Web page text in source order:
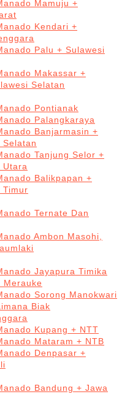
Mamuju +
Kendari +
Palu + Sulawesi
Makassar +
Selatan
Pontianak
Palangkaraya
Banjarmasin +
Selatan
Tanjung Selor +
Utara
Balikpapan +
Timur
Ternate Dan
Ambon Masohi,
Jayapura Timika
Merauke
Sorong Manokwari
Biak
Kupang + NTT
Mataram + NTB
Denpasar +
Bandung + Jawa